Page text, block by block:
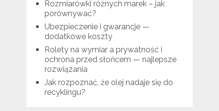
Rozmiarówki różnych marek – jak
porównywać?
Ubezpieczenie i gwarancje —
dodatkowe koszty
Rolety na wymiar a prywatność i
ochrona przed słońcem — najlepsze
rozwiązania
Jak rozpoznać, że olej nadaje się do
recyklingu?